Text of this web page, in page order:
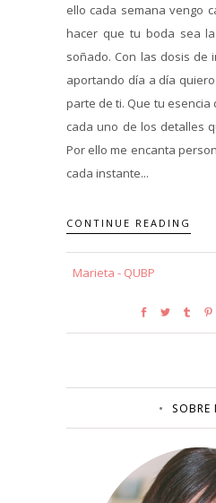
ello cada semana vengo
hacer que tu boda sea
soñado. Con las dosis de
aportando día a día
parte de ti. Que tu
cada uno de los detalles
Por ello me encanta
cada instante...
CONTINUE READING
Marieta - QUBP
SOBRE